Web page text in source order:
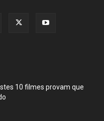
10 filmes provam que